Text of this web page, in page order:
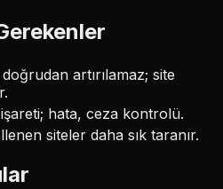
artırılamaz; site
hata, ceza kontrolü.
siteler daha sık taranır.